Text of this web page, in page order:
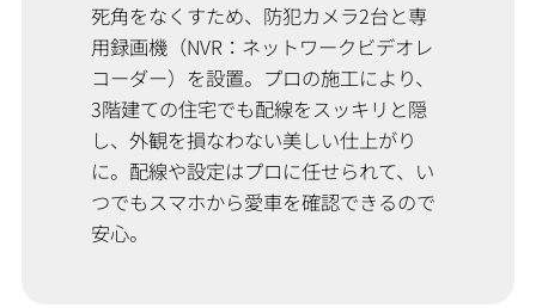
死角をなくすため、防犯カメラ2台と専
用録画機（NVR：ネットワークビデオレ
コーダー）を設置。プロの施工により、
3階建ての住宅でも配線をスッキリと隠
し、外観を損なわない美しい仕上がり
に。配線や設定はプロに任せられて、い
つでもスマホから愛車を確認できるので
安心。